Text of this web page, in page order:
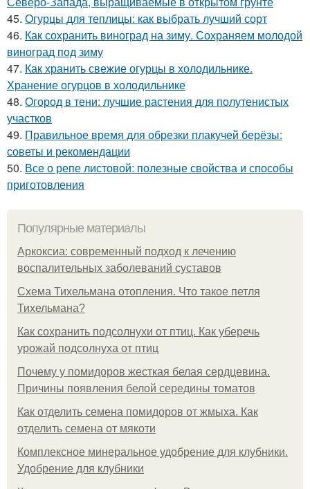
45. Огурцы для теплицы: как выбрать лучший сорт
46. Как сохранить виноград на зиму. Сохраняем молодой
виноград под зиму
47. Как хранить свежие огурцы в холодильнике.
Хранение огурцов в холодильнике
48. Огород в тени: лучшие растения для полутенистых
участков
49. Правильное время для обрезки плакучей берёзы:
советы и рекомендации
50. Все о репе листовой: полезные свойства и способы
приготовления
Популярные материалы
Аркоксиа: современный подход к лечению
воспалительных заболеваний суставов
Схема Тихельмана отопления. Что такое петля
Тихельмана?
Как сохранить подсолнухи от птиц. Как уберечь
урожай подсолнуха от птиц
Почему у помидоров жесткая белая сердцевина.
Причины появления белой середины томатов
Как отделить семена помидоров от жмыха. Как
отделить семена от мякоти
Комплексное минеральное удобрение для клубники.
Удобрение для клубники